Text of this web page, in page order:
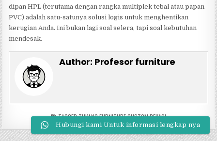
dipan HPL (terutama dengan rangka multiplek tebal atau papan
PVC) adalah satu-satunya solusi logis untuk menghentikan
kerugian Anda. Ini bukan lagi soal selera, tapi soal kebutuhan
mendesak.
Author: Profesor furniture
TAGGEDTUKANG FURNITURE CUSTOM BEKASI
Hubungi kami Untuk informasi lengkap nya